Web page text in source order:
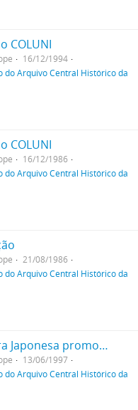
COLUNI
16/12/1994
do Arquivo Central Histórico da
COLUNI
16/12/1986
do Arquivo Central Histórico da
21/08/1986
do Arquivo Central Histórico da
Exposição da Cultura Japonesa promovido pela Associação Nipo-Brasileira de Viçosa
13/06/1997
do Arquivo Central Histórico da